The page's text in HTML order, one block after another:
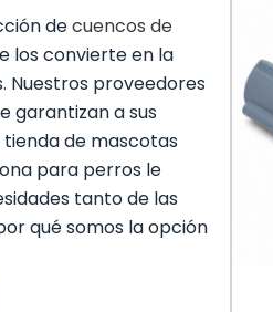
decuencos de
los convierte en la
proveedores
garantizan a sus
de mascotas
para perros le
tanto de las
qué somos la opción